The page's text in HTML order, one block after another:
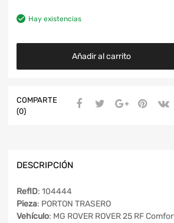
Hay existencias
Añadir al carrito
COMPARTE
(0)
DESCRIPCIÓN
RefID: 104444
Pieza: PORTON TRASERO
Vehículo: MG ROVER ROVER 25 RF